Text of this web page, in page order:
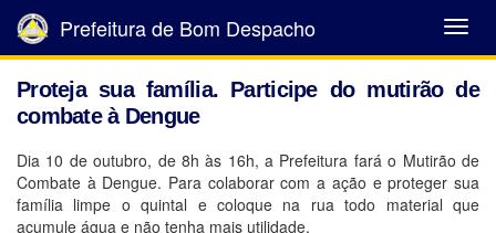
Abrir
Menu
Prefeitura de Bom Despacho
Proteja sua família. Participe do mutirão de
combate à Dengue
Dia 10 de outubro, de 8h às 16h, a Prefeitura fará o Mutirão de
Combate à Dengue. Para colaborar com a ação e proteger sua
família limpe o quintal e coloque na rua todo material que
acumule água e não tenha mais utilidade.